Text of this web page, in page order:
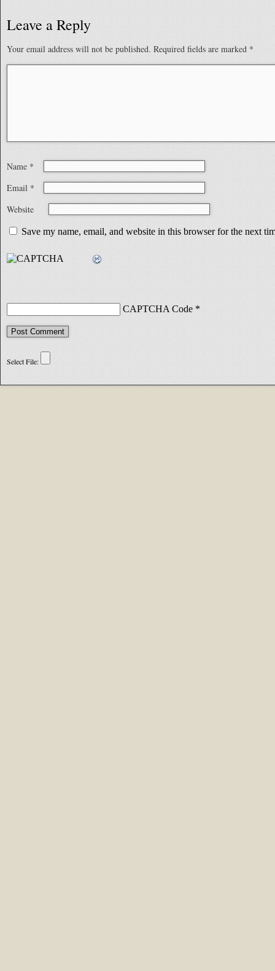
Leave a Reply
Your email address will not be published. Required fields are marked *
Name *
Email *
Website
Save my name, email, and website in this browser for the next
CAPTCHA Code *